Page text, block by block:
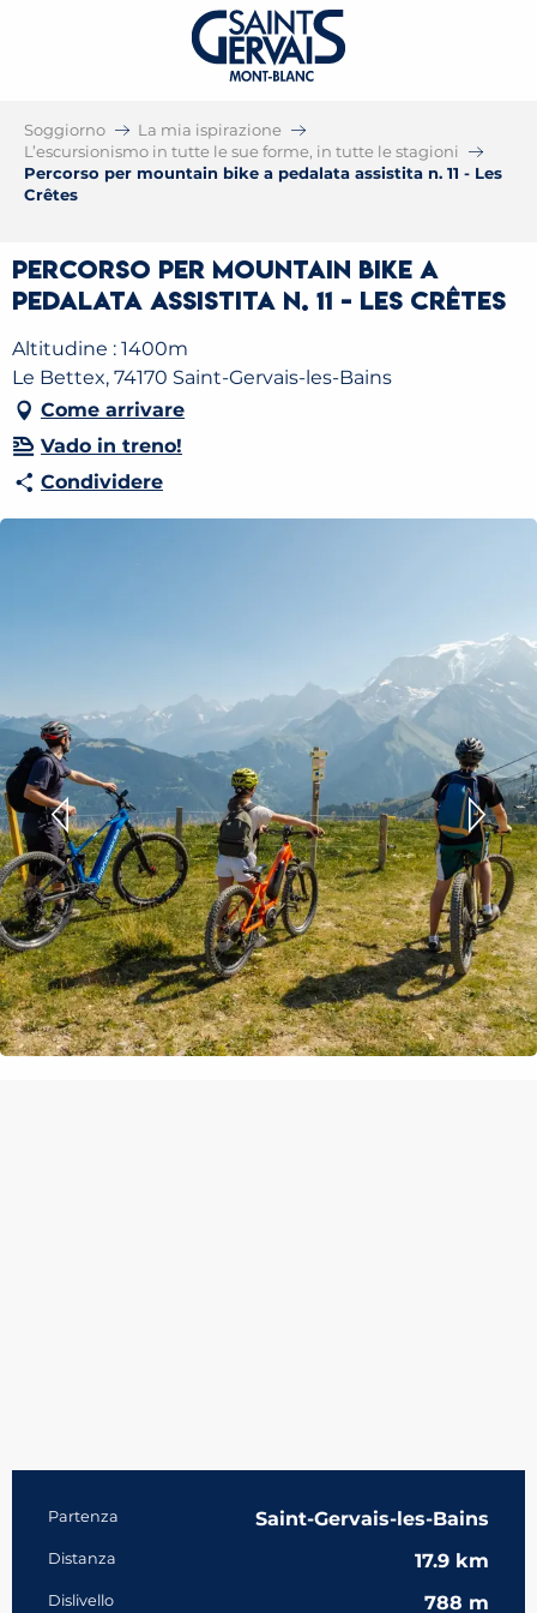
Soggiorno
La mia ispirazione
L’escursionismo in tutte le sue forme, in tutte le stagioni
Percorso per mountain bike a pedalata assistita n. 11 - Les
Crêtes
Percorso per mountain bike a
pedalata assistita n. 11 - Les Crêtes
Altitudine : 1400m
Le Bettex, 74170 Saint-Gervais-les-Bains
Come arrivare
Vado in treno!
Condividere
Informazioni pratiche
Partenza Saint-Gervais-les-Bains
Distanza 17.9 km
Dislivello 788 m